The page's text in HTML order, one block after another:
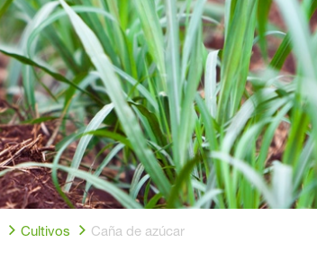
Cultivos Caña de azúcar